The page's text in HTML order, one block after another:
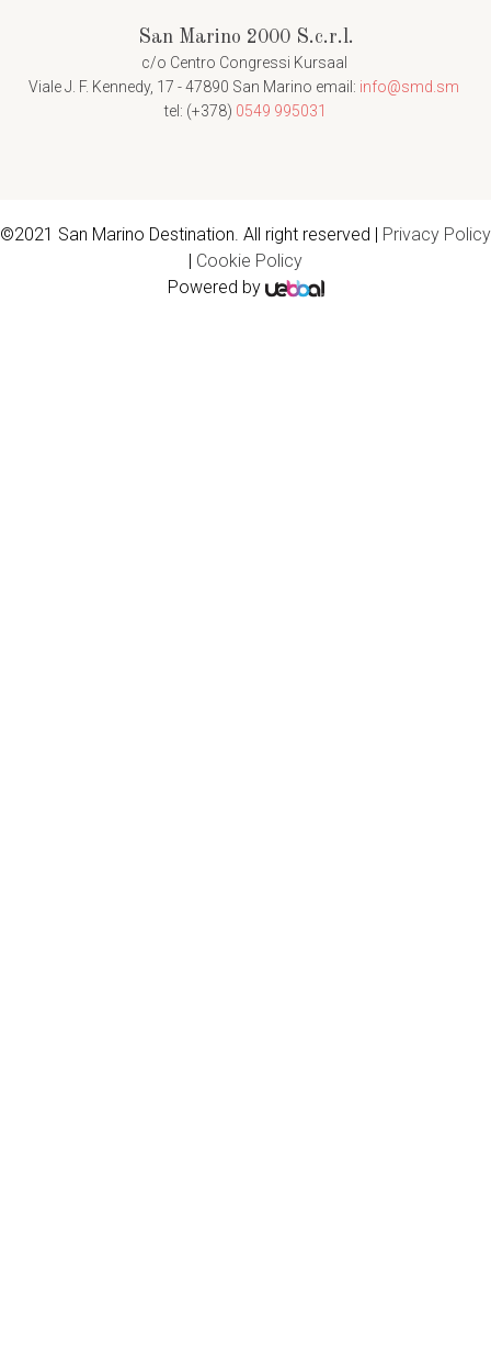
San Marino 2000 S.c.r.l.
c/o Centro Congressi Kursaal
Viale J. F. Kennedy, 17 - 47890 San Marino email: info@smd.sm
tel: (+378) 0549 995031
©2021 San Marino Destination. All right reserved |
Privacy Policy
Cookie Policy
Powered by